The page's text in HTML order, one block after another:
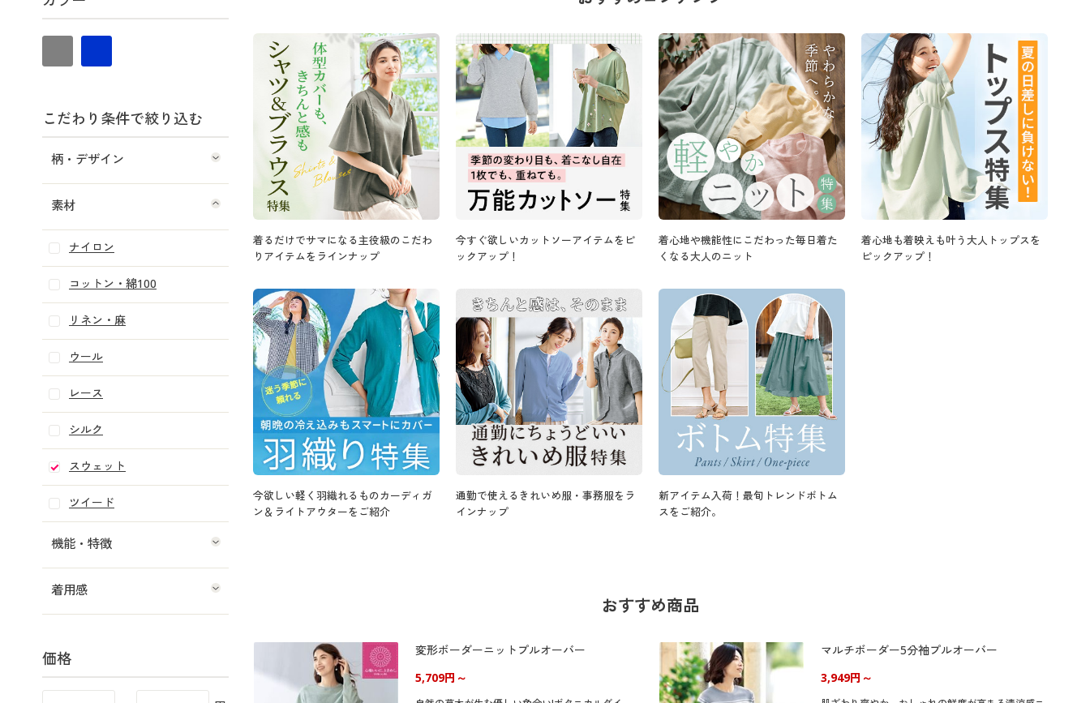
着るだけでサマになる主役級のこだわ
りアイテムをラインナップ
今すぐ欲しいカットソーアイテムをピ
ックアップ！
着心地や機能性にこだわった毎日着た
くなる大人のニット
着心地も着映えも叶う大人トップスを
ピックアップ！
今欲しい軽く羽織れるものカーディガ
ン＆ライトアウターをご紹介
通勤で使えるきれいめ服・事務服をラ
インナップ
新アイテム入荷！最旬トレンドボトム
スをご紹介。
おすすめ商品
変形ボーダーニットプルオーバー
5,709円～
マルチボーダー5分袖プルオーバー
3,949円～
こだわり条件で絞り込む
柄・デザイン
素材
ナイロン
コットン・綿100
リネン・麻
ウール
レース
シルク
スウェット
ツイード
機能・特徴
着用感
価格